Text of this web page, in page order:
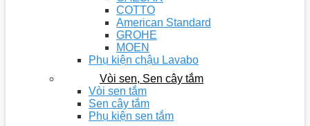
COTTO
American Standard
GROHE
MOEN
Phụ kiện chậu Lavabo
Vòi sen, Sen cây tắm
Vòi sen tắm
Sen cây tắm
Phụ kiện sen tắm